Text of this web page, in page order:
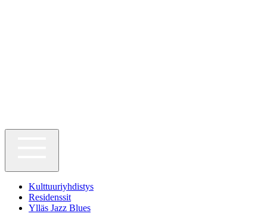
Kulttuuriyhdistys
Residenssit
Ylläs Jazz Blues